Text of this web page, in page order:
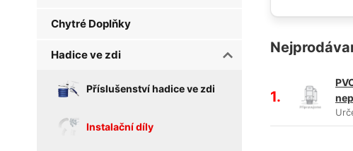
Chytré Doplňky
Hadice ve zdi
Příslušenství hadice ve zdi
Instalační díly
1.